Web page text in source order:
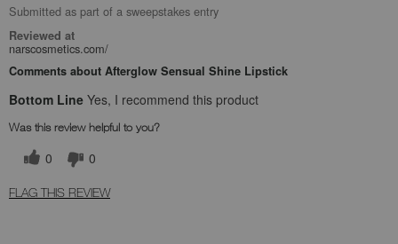
Submitted as part of a sweepstakes entry
Reviewed at
narscosmetics.com/
Comments about Afterglow Sensual Shine Lipstick
Bottom Line Yes, I recommend this product
Was this review helpful to you?
0 0
FLAG THIS REVIEW